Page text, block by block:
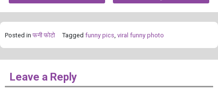
Posted in फनी फोटो Tagged funny pics viral funny photo
Leave a Reply